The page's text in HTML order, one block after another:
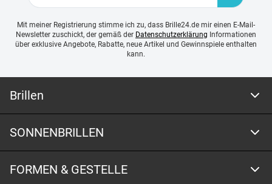
Mit meiner Registrierung stimme ich zu, dass Brille24.de mir einen E-Mail-
Newsletter zuschickt, der gemäß der Datenschutzerklärung Informationen
über exklusive Angebote, Rabatte, neue Artikel und Gewinnspiele enthalten
kann.
Brillen
SONNENBRILLEN
FORMEN & GESTELLE